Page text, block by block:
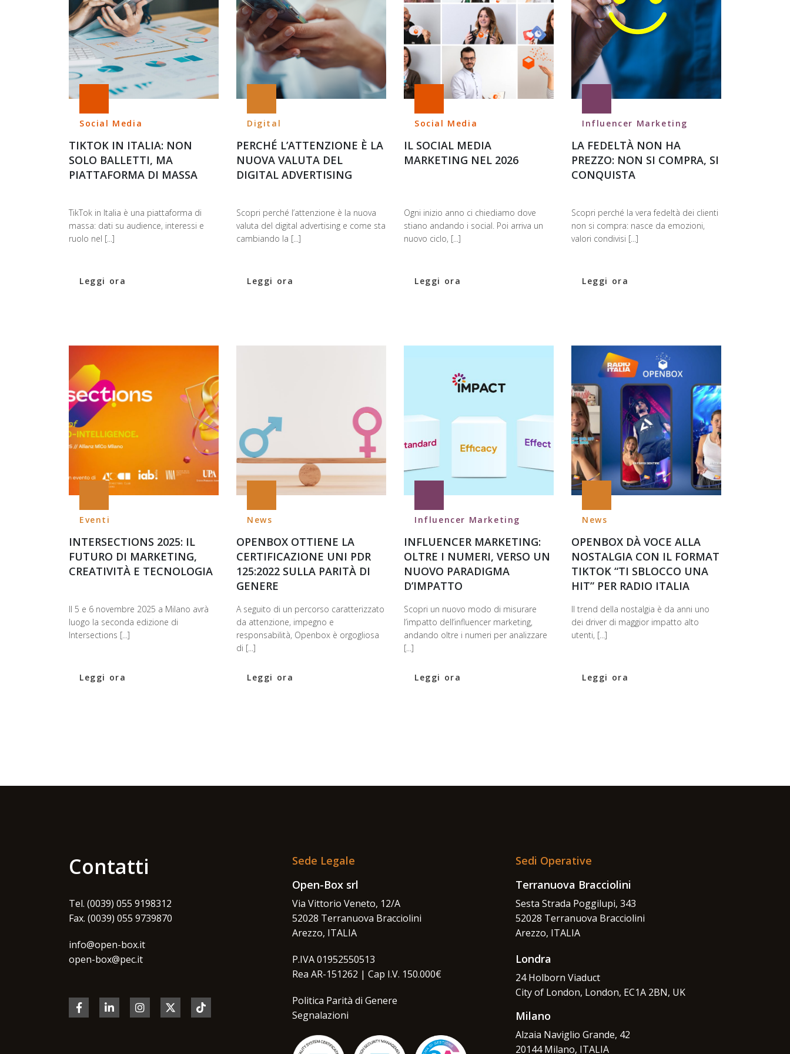
Social Media
TIKTOK IN ITALIA: NON
SOLO BALLETTI, MA
PIATTAFORMA DI MASSA
TikTok in Italia è una piattaforma di
massa: dati su audience, interessi e
ruolo nel [...]
Leggi ora
Digital
PERCHÉ L’ATTENZIONE È LA
NUOVA VALUTA DEL
DIGITAL ADVERTISING
Scopri perché l’attenzione è la nuova
valuta del digital advertising e come sta
cambiando la [...]
Leggi ora
Social Media
IL SOCIAL MEDIA
MARKETING NEL 2026
Ogni inizio anno ci chiediamo dove
stiano andando i social. Poi arriva un
nuovo ciclo, [...]
Leggi ora
Influencer Marketing
LA FEDELTÀ NON HA
PREZZO: NON SI COMPRA, SI
CONQUISTA
Scopri perché la vera fedeltà dei clienti
non si compra: nasce da emozioni,
valori condivisi [...]
Leggi ora
Eventi
INTERSECTIONS 2025: IL
FUTURO DI MARKETING,
CREATIVITÀ E TECNOLOGIA
Il 5 e 6 novembre 2025 a Milano avrà
luogo la seconda edizione di
Intersections [...]
Leggi ora
News
OPENBOX OTTIENE LA
CERTIFICAZIONE UNI PDR
125:2022 SULLA PARITÀ DI
GENERE
A seguito di un percorso caratterizzato
da attenzione, impegno e
responsabilità, Openbox è orgogliosa
di [...]
Leggi ora
Influencer Marketing
INFLUENCER MARKETING:
OLTRE I NUMERI, VERSO UN
NUOVO PARADIGMA
D’IMPATTO
Scopri un nuovo modo di misurare
l’impatto dell’influencer marketing,
andando oltre i numeri per analizzare
[...]
Leggi ora
News
OPENBOX DÀ VOCE ALLA
NOSTALGIA CON IL FORMAT
TIKTOK “TI SBLOCCO UNA
HIT” PER RADIO ITALIA
Il trend della nostalgia è da anni uno
dei driver di maggior impatto alto
utenti, [...]
Leggi ora
Contatti
Tel. (0039) 055 9198312
Fax. (0039) 055 9739870
info@open-box.it
open-box@pec.it
Sede Legale
Open-Box srl
Via Vittorio Veneto, 12/A
52028 Terranuova Bracciolini
Arezzo, ITALIA
P.IVA 01952550513
Rea AR-151262 | Cap I.V. 150.000€
Politica Parità di Genere
Segnalazioni
Sedi Operative
Terranuova Bracciolini
Sesta Strada Poggilupi, 343
52028 Terranuova Bracciolini
Arezzo, ITALIA
Londra
24 Holborn Viaduct
City of London, London, EC1A 2BN, UK
Milano
Alzaia Naviglio Grande, 42
20144 Milano, ITALIA